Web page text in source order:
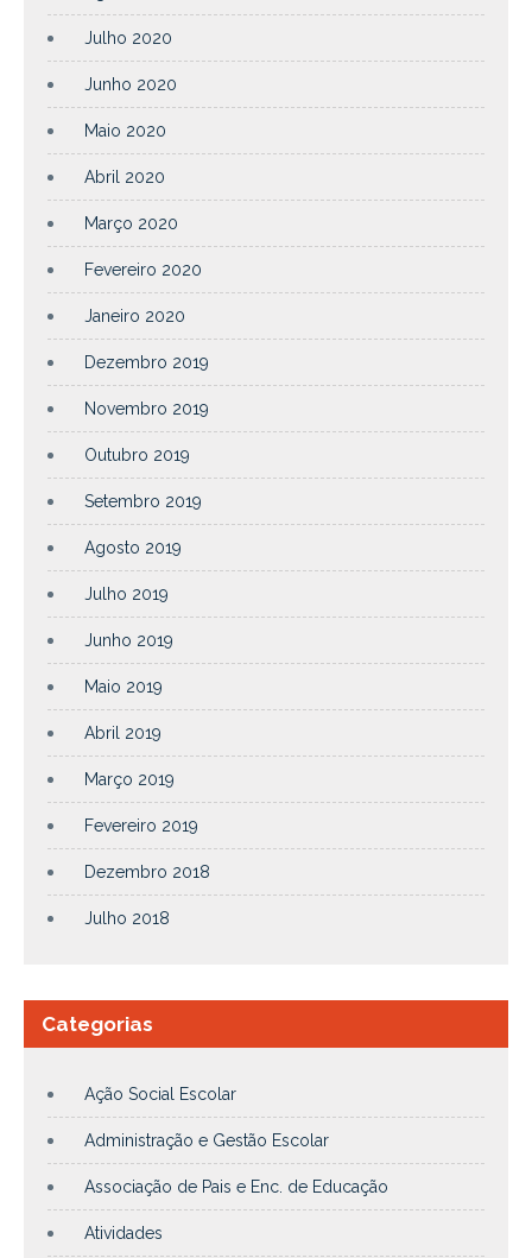
Julho 2020
Junho 2020
Maio 2020
Abril 2020
Março 2020
Fevereiro 2020
Janeiro 2020
Dezembro 2019
Novembro 2019
Outubro 2019
Setembro 2019
Agosto 2019
Julho 2019
Junho 2019
Maio 2019
Abril 2019
Março 2019
Fevereiro 2019
Dezembro 2018
Julho 2018
Categorias
Ação Social Escolar
Administração e Gestão Escolar
Associação de Pais e Enc. de Educação
Atividades